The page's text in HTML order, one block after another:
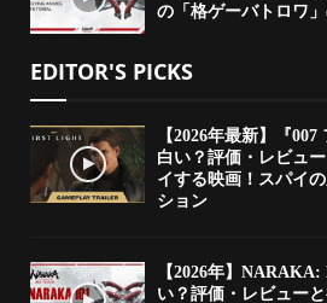
の「格ゲーバトロワ
EDITOR'S PICKS
【2026年最新】『
白い？評価・レビュ
イする映画！スパイ
ション
【2026年】
い？評価・レビュー